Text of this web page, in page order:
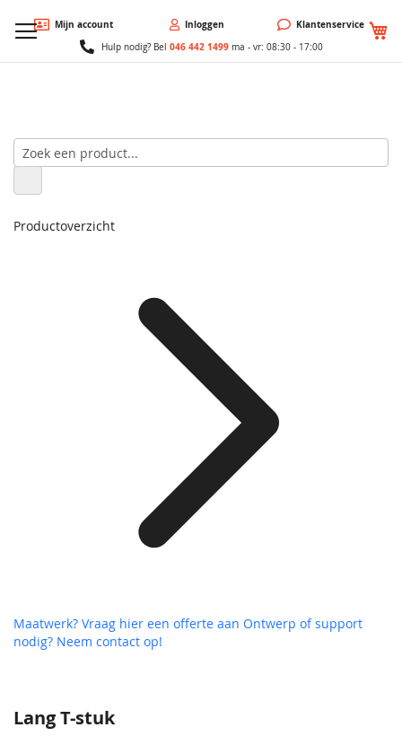
Mijn account Inloggen Klantenservice
Hulp nodig? Bel 046 442 1499ma - vr: 08:30 - 17:00
Lang T-stuk
Productoverzicht
Maatwerk? Vraag hier een offerte aan Ontwerp of support
nodig? Neem contact op!